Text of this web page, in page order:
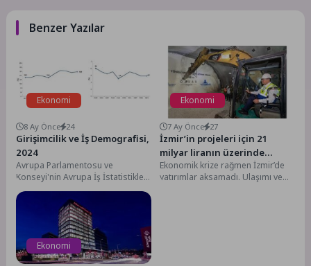
Benzer Yazılar
Ekonomi
8 Ay Önce 24
Girişimcilik ve İş Demografisi,
2024
Avrupa Parlamentosu ve
Konseyi'nin Avrupa İş İstatistikleri
2019/2152 sayılı yönetmeliğinde
yaptığı düzenleme çerçevesinde
yürütülen uyumlaştırma...
Ekonomi
7 Ay Önce 27
İzmir’in projeleri için 21
milyar liranın üzerinde
yatırım yapıldı
Ekonomik krize rağmen İzmir’de
yatırımlar aksamadı. Ulaşımı ve
Ekonomi